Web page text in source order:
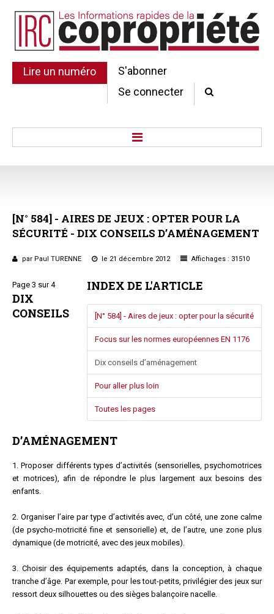
Lire un numéro
S'abonner
Se connecter
Au Parlement
Gestion et maintenance
Pratique de la copro.
Questions/réponses
Études juridiques
Copro. en difficulté
Parole d'experts*
[N° 584] - AIRES DE JEUX : OPTER POUR LA
SÉCURITÉ - DIX CONSEILS D’AMÉNAGEMENT
par Paul TURENNE le 21 décembre 2012 Affichages : 31510
INDEX DE L'ARTICLE
[N° 584] - Aires de jeux : opter pour la sécurité
Focus sur les normes européennes EN 1176
Dix conseils d’aménagement
Pour aller plus loin
Toutes les pages
Page 3 sur 4
DIX
CONSEILS
D’AMÉNAGEMENT
1. Proposer différents types d’activités (sensorielles, psychomotrices
et motrices), afin de répondre le plus largement aux besoins des
enfants.
2. Organiser l’aire par type d’activités avec, d’un côté, une zone calme
(de psycho-motricité fine et sensorielle) et, de l’autre, une zone plus
dynamique (de motricité, avec des jeux mobiles).
3. Choisir des équipements adaptés, dans la conception, à chaque
tranche d’âge. Par exemple, pour les tout-petits, privilégier des jeux sur
ressort deux silhouettes ou des sièges balançoire nacelle.